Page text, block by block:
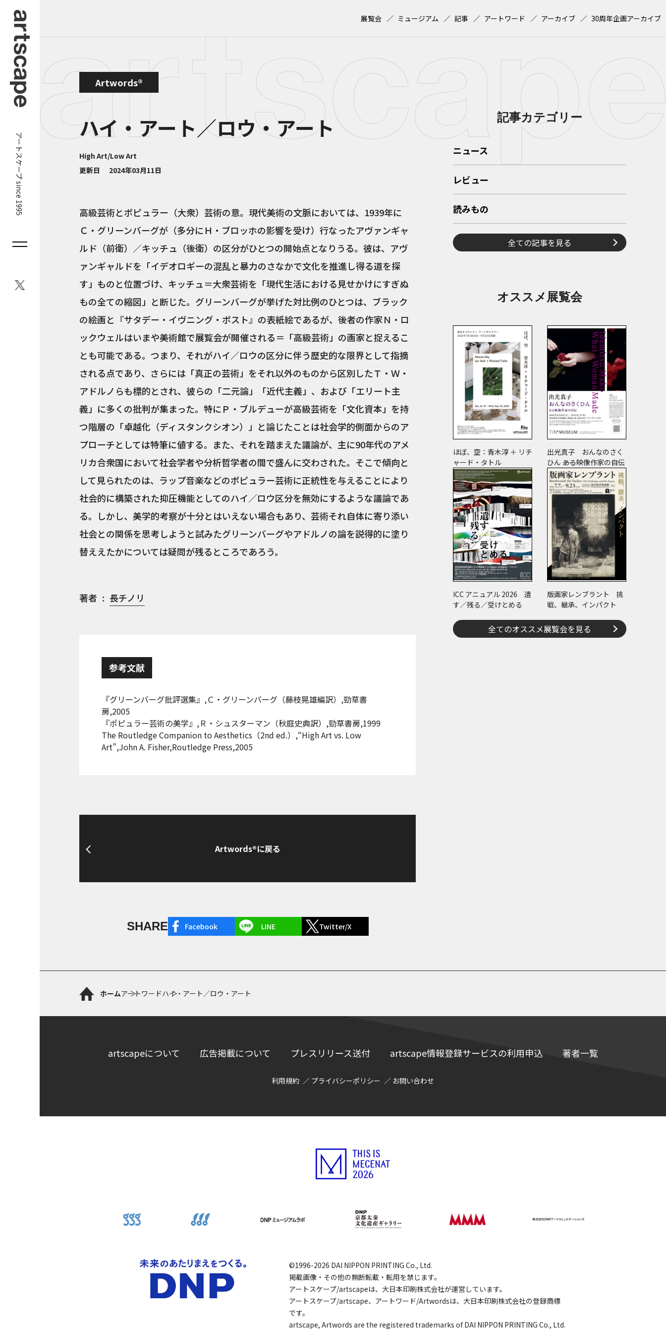
アートスケープ since 1995
展覧会 ミュージアム 記事 アートワード アーカイブ 30周年企画アーカイブ
Artwords®
ハイ・アート／ロウ・アート
High Art/Low Art
更新日
2024年03月11日
高級芸術とポピュラー（大衆）芸術の意。現代美術の文脈においては、1939年に
Ｃ・グリーンバーグが（多分にＨ・ブロッホの影響を受け）行なったアヴァンギャ
ルド（前衛）／キッチュ（後衛）の区分がひとつの開始点となりうる。彼は、アヴ
ァンギャルドを「イデオロギーの混乱と暴力のさなかで文化を推進し得る道を探
す」ものと位置づけ、キッチュ＝大衆芸術を「現代生活における見せかけにすぎぬ
もの全ての縮図」と断じた。グリーンバーグが挙げた対比例のひとつは、ブラック
の絵画と『サタデー・イヴニング・ポスト』の表紙絵であるが、後者の作家Ｎ・ロ
ックウェルはいまや美術館で展覧会が開催される＝「高級芸術」の画家と捉えるこ
とも可能である。つまり、それがハイ／ロウの区分に伴う歴史的な限界として指摘
される点であり、さらには「真正の芸術」をそれ以外のものから区別したＴ・Ｗ・
アドルノらも標的とされ、彼らの「二元論」「近代主義」、および「エリート主
義」に多くの批判が集まった。特にＰ・ブルデューが高級芸術を「文化資本」を持
つ階層の「卓越化（ディスタンクシオン）」と論じたことは社会学的側面からのア
プローチとしては特筆に値する。また、それを踏まえた議論が、主に90年代のアメ
リカ合衆国において社会学者や分析哲学者の間で盛んに交わされた。そこで傾向と
して見られたのは、ラップ音楽などのポピュラー芸術に正統性を与えることにより
社会的に構築された抑圧機能としてのハイ／ロウ区分を無効にするような議論であ
る。しかし、美学的考察が十分とはいえない場合もあり、芸術それ自体に寄り添い
社会との関係を思考しようと試みたグリーンバーグやアドルノの論を説得的に塗り
替ええたかについては疑問が残るところであろう。
著者 長チノリ
参考文献
『グリーンバーグ批評選集』,Ｃ・グリーンバーグ（藤枝晃雄編訳）,勁草書
房,2005
『ポピュラー芸術の美学』,Ｒ・シュスターマン（秋庭史典訳）,勁草書房,1999
The Routledge Companion to Aesthetics（2nd ed.）,“High Art vs. Low
Art”,John A. Fisher,Routledge Press,2005
Artwords®に戻る
SHARE Facebook LINE Twitter/X
記事カテゴリー
ニュース
レビュー
読みもの
全ての記事を見る
オススメ展覧会
ほぼ、空：青木淳 ＋ リチ
ャード・タトル
出光真子 おんなのさく
ひん ――ある映像作家の自伝
ICC アニュアル 2026 遺
す／残る／受けとめる
版画家レンブラント 挑
戦、継承、インパクト
全てのオススメ展覧会を見る
ホームアートワードハイ・アート／ロウ・アート
artscapeについて 広告掲載について プレスリリース送付 artscape情報登録サービスの利用申込 著者一覧
利用規約 プライバシーポリシー お問い合わせ
©1996-2026 DAI NIPPON PRINTING Co., Ltd.
掲載画像・その他の無断転載・転用を禁じます。
アートスケープ/artscapeは、大日本印刷株式会社が運営しています。
アートスケープ/artscape、アートワード/Artwordsは、大日本印刷株式会社の登録商標
です。
artscape, Artwords are the registered trademarks of DAI NIPPON PRINTING Co., Ltd.